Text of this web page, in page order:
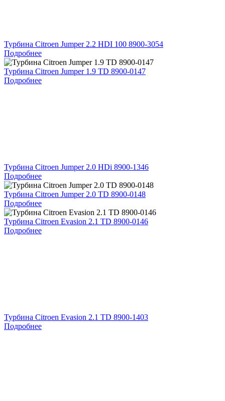
Турбина Citroen Jumper 2.2 HDI 100 8900-3054
Подробнее
Турбина Citroen Jumper 1.9 TD 8900-0147
Подробнее
Турбина Citroen Jumper 2.0 HDi 8900-1346
Подробнее
Турбина Citroen Jumper 2.0 TD 8900-0148
Подробнее
Турбина Citroen Evasion 2.1 TD 8900-0146
Подробнее
Турбина Citroen Evasion 2.1 TD 8900-1403
Подробнее